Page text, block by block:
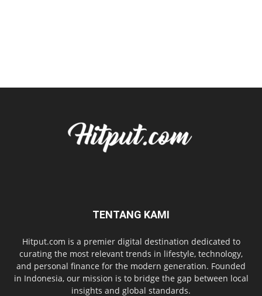
TENTANG KAMI
Hitput.com is a premier digital destination dedicated to
curating the most relevant trends in lifestyle, technology,
and personal finance for the modern generation. Founded
in Indonesia, our mission is to bridge the gap between local
insights and global standards.